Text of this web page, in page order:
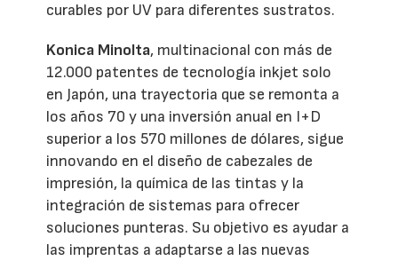
curables por UV para diferentes sustratos.
Konica Minolta, multinacional con más de
12.000 patentes de tecnología inkjet solo
en Japón, una trayectoria que se remonta a
los años 70 y una inversión anual en I+D
superior a los 570 millones de dólares, sigue
innovando en el diseño de cabezales de
impresión, la química de las tintas y la
integración de sistemas para ofrecer
soluciones punteras. Su objetivo es ayudar a
las imprentas a adaptarse a las nuevas